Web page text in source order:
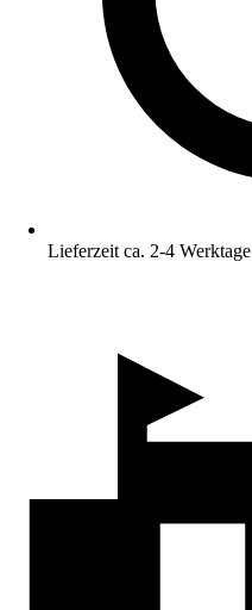
Lieferzeit ca. 2-4 Werktage